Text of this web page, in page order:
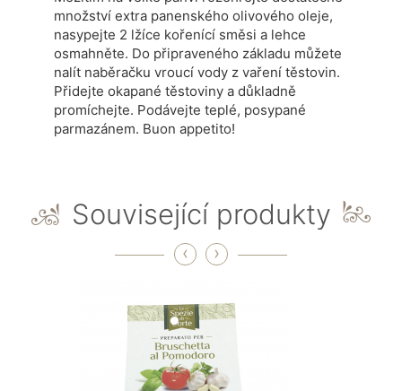
množství extra panenského olivového oleje,
nasypejte 2 lžíce kořenící směsi a lehce
osmahněte. Do připraveného základu můžete
nalít naběračku vroucí vody z vaření těstovin.
Přidejte okapané těstoviny a důkladně
promíchejte. Podávejte teplé, posypané
parmazánem. Buon appetito!
Související produkty
‹ ›